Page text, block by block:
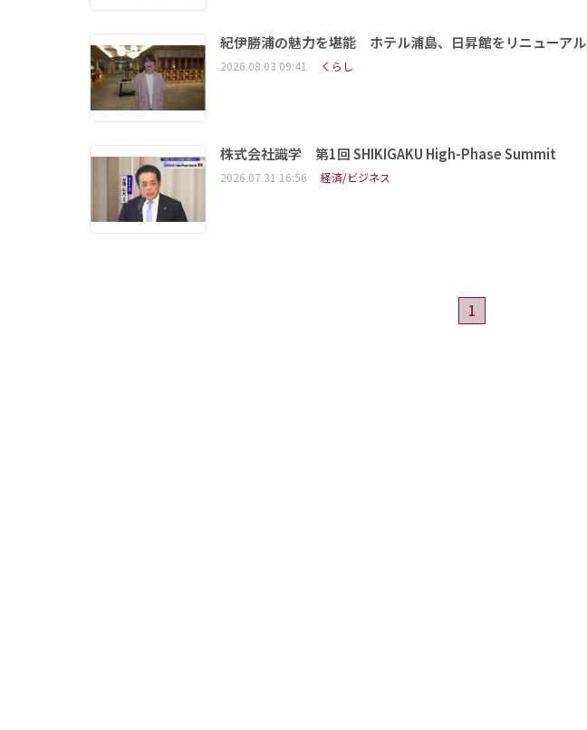
紀伊勝浦の魅力を堪能 ホテル浦島、日昇館をリニューアル
2026.08.03 09:41 くらし
株式会社識学 第1回 SHIKIGAKU High-Phase Summit
2026.07.31 16:56 経済/ビジネス
1